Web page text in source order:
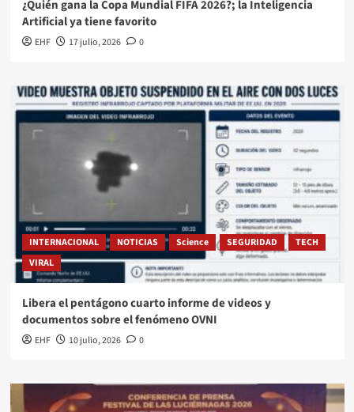
¿Quién gana la Copa Mundial FIFA 2026?; la Inteligencia
Artificial ya tiene favorito
EHF 17 julio, 2026 0
INTERNACIONAL NOTICIAS Science SEGURIDAD
TECH
VIRAL
Libera el pentágono cuarto informe de videos y
documentos sobre el fenómeno OVNI
EHF 10 julio, 2026 0